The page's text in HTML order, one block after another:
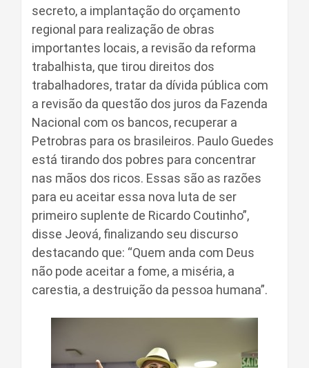
secreto, a implantação do orçamento
regional para realização de obras
importantes locais, a revisão da reforma
trabalhista, que tirou direitos dos
trabalhadores, tratar da dívida pública com
a revisão da questão dos juros da Fazenda
Nacional com os bancos, recuperar a
Petrobras para os brasileiros. Paulo Guedes
está tirando dos pobres para concentrar
nas mãos dos ricos. Essas são as razões
para eu aceitar essa nova luta de ser
primeiro suplente de Ricardo Coutinho”,
disse Jeová, finalizando seu discurso
destacando que: “Quem anda com Deus
não pode aceitar a fome, a miséria, a
carestia, a destruição da pessoa humana”.